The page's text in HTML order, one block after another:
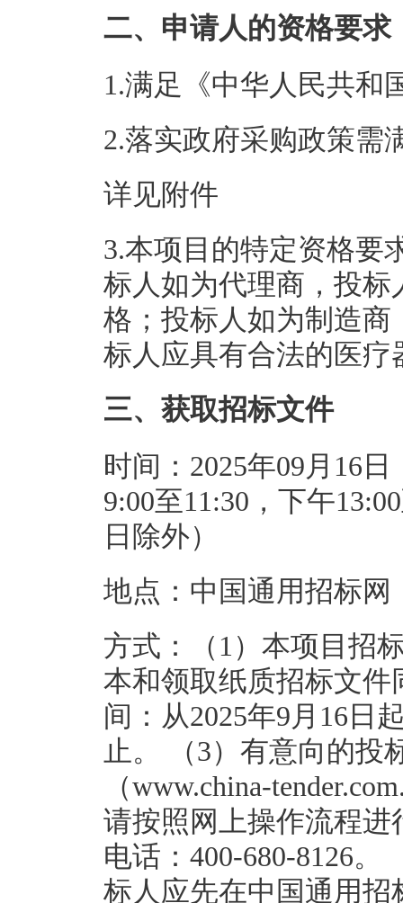
二、申请人的资格要求
1.满足《中华人民共和
2.落实政府采购政策需
详见附件
3.本项目的特定资格要
标人如为代理商，投
格；投标人如为制造
标人应具有合法的医疗
三、获取招标文件
时间：2025年09月16
9:00至11:30，下午
日除外）
地点：中国通用招标网
方式：（1）本项目招
本和领取纸质招标文件
间：从2025年9月16日
止。 （3）有意向的投
（www.china-
请按照网上操作流程
电话：400-680-8126
标人应先在中国通用招